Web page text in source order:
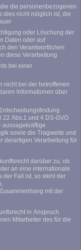
die personenbezogenen
dies nicht möglich ist, die
oder Löschung der
Daten oder auf
den Verantwortlichen
diese Verarbeitung
bei einer
nicht bei der betroffenen
Informationen über
Abs.1 und 4 DS-GVO
sowie die Tragweite und
darüber zu, ob
an eine internationale
der Fall ist, so steht der
mit der
in Anspruch
Mitarbeiter des für die